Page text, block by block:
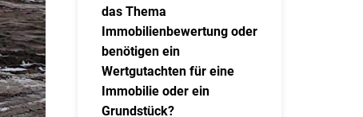
das Thema
Immobilienbewertung oder
benötigen ein
Wertgutachten für eine
Immobilie oder ein
Grundstück?